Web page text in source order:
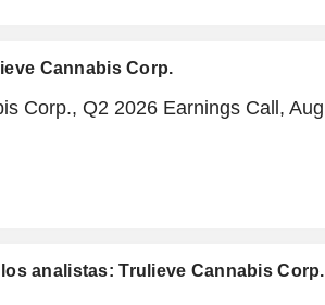
Cannabis Corp.
Corp., Q2 2026 Earnings Call, Aug
analistas: Trulieve Cannabis Corp.